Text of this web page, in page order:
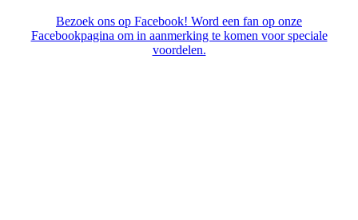
Bezoek ons op Facebook! Word een fan op onze
Facebookpagina om in aanmerking te komen voor speciale
voordelen.